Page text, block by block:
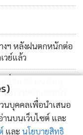
งฯ หลังฝนตกหนักต่อ
วย์แล้ว
เถื่อน 45 คน ซ่อน
าพจ่ายค่านายหน้า
านมาเลเซีย
นบุคคลเพื่อนำเสนอ
นบนเว็บไซต์ และ
และ นโยบายสิทธิ